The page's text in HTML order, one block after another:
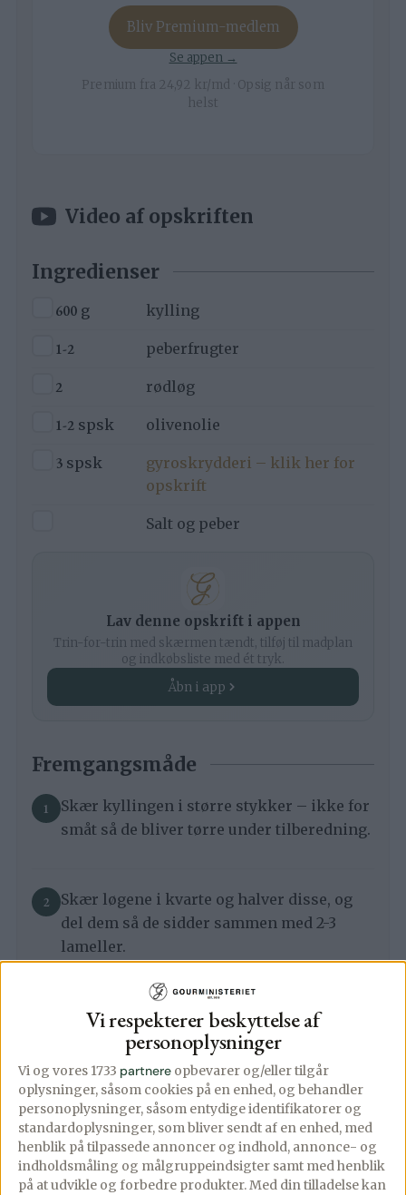
Vi respekterer beskyttelse af
personoplysninger
Vi og vores 1733 partnere opbevarer og/eller tilgår
oplysninger, såsom cookies på en enhed, og behandler
personoplysninger, såsom entydige identifikatorer og
standardoplysninger, som bliver sendt af en enhed, med
henblik på tilpassede annoncer og indhold, annonce- og
indholdsmåling og målgruppeindsigter samt med henblik
på at udvikle og forbedre produkter.Med din tilladelse kan
Bliv Premium-medlem
Se appen →
Premium fra 24,92 kr/md · Opsig når som
helst
Video af opskriften
Ingredienser
▢
600 g
kylling
▢
1-2
peberfrugter
▢
2
rødløg
▢
1-2 spsk
olivenolie
▢
3 spsk
gyroskrydderi – klik her for
opskrift
Salt og peber
Lav denne opskrift i appen
Trin-for-trin med skærmen tændt, tilføj til madplan
og indkøbsliste med ét tryk.
Åbn i app
Fremgangsmåde
Skær kyllingen i større stykker – ikke for
småt så de bliver tørre under tilberedning.
Skær løgene i kvarte og halver disse, og
del dem så de sidder sammen med 2-3
lameller.
Skær peberfrugterne i store stykker.
Bland kylling, løg, peberfrugt, olie og
gyroskrydderi i en skål og vend det hele
godt sammen så alle sider er smurt ind i
olie og krydderi. Krydr med salt og
friskkværnet peber.